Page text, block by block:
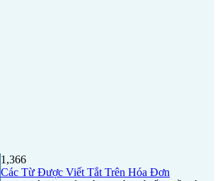
1,366
Các Từ Được Viết Tắt Trên Hóa Đơn